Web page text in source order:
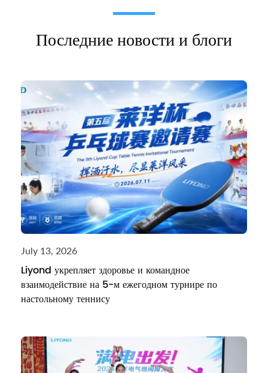
Последние новости и блоги
July 13, 2026
Liyond укрепляет здоровье и командное
взаимодействие на 5-м ежегодном турнире по
настольному теннису